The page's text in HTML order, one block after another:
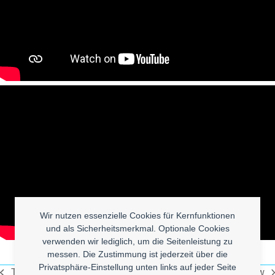
Wir nutzen essenzielle Cookies für Kernfunktionen
und als Sicherheitsmerkmal. Optionale Cookies
verwenden wir lediglich, um die Seitenleistung zu
messen. Die Zustimmung ist jederzeit über die
Privatsphäre-Einstellung unten links auf jeder Seite
Tosy Flying Disc Weird dating show